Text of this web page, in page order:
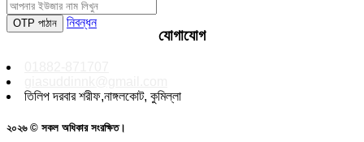
নিবন্ধন
যোগাযোগ
তিলিপ দরবার শরীফ,নাঙ্গলকোট, কুমিল্লা
২০২৬ © সকল অধিকার সংরক্ষিত।